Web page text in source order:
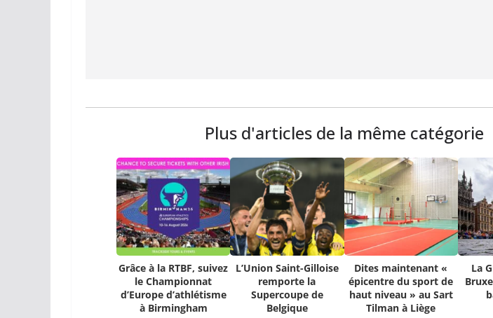
Plus d'articles de la même catégorie
Grâce à la RTBF, suivez
le Championnat
d’Europe d’athlétisme
à Birmingham
L’Union Saint-Gilloise
remporte la
Supercoupe de
Belgique
Dites maintenant «
épicentre du sport de
haut niveau » au Sart
Tilman à Liège
La